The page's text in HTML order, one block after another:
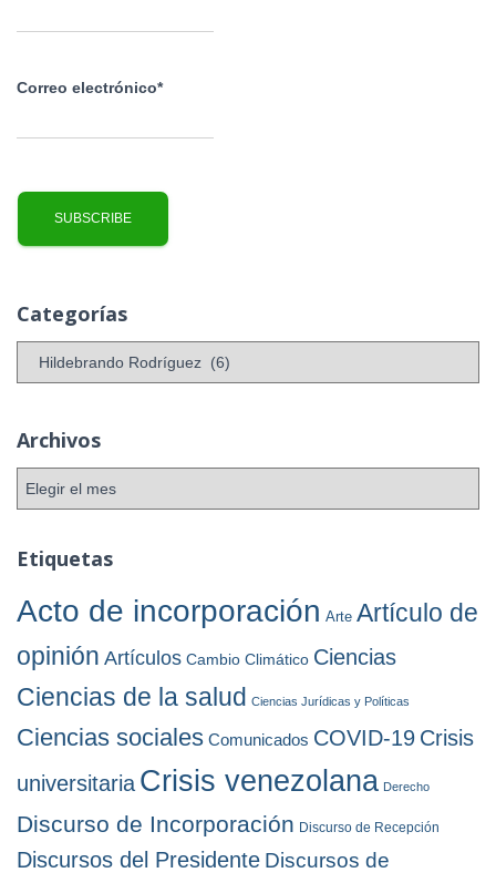
Correo electrónico*
Categorías
g
o
s
Archivos
h
v
o
s
Etiquetas
Acto de incorporación Arte Artículo de
opinión Artículos Cambio Climático Ciencias
Ciencias de la salud Ciencias Jurídicas y Políticas
Ciencias sociales Comunicados COVID-19 Crisis
universitaria Crisis venezolana Derecho
Discurso de Incorporación Discurso de Recepción
Discursos del Presidente Discursos de